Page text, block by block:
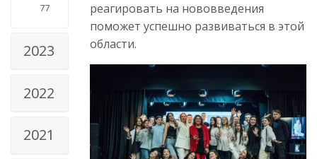
77
2023
2022
2021
реагировать на нововведения
поможет успешно развиваться в этой
области.